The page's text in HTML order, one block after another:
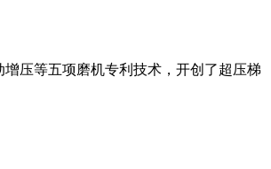
压等五项磨机专利技术，开创了超压梯